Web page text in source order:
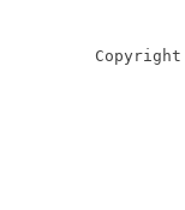
Copyright